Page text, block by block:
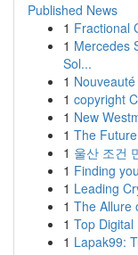
Published News
1 Fractional
1 Mercedes
Sol...
1
1 copyright
1 New
1 The
1 울산 조건
1 Finding
1 Leading
1 The Allure
1 Top
1 Lapak99: